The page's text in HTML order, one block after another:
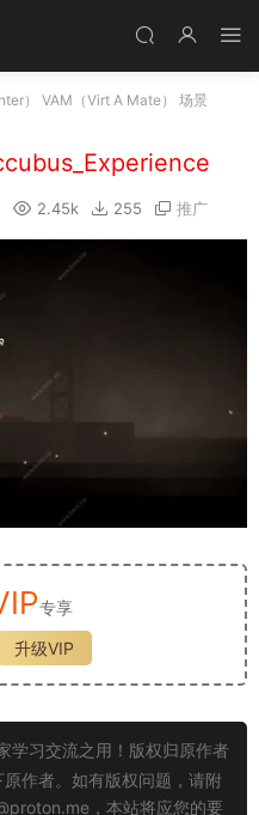
） VAM（Virt A Mate）
场景
2.45k 255 推广
专享
升级VIP
学习交流之用！版权归原作者
作者。如有版权问题，请附
，本站将应您的要